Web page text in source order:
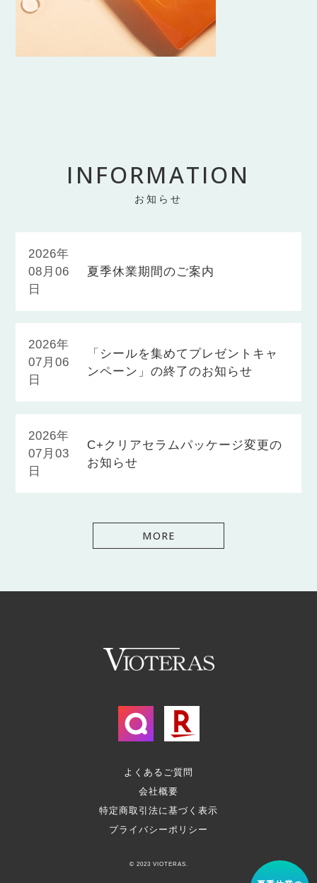
INFORMATION
お知らせ
2026年
08月06
日
夏季休業期間のご案内
2026年
07月06
日
「シールを集めてプレゼントキャ
ンペーン」の終了のお知らせ
2026年
07月03
日
C+クリアセラムパッケージ変更の
お知らせ
MORE
よくあるご質問
会社概要
特定商取引法に基づく表示
プライバシーポリシー
© 2023 VIOTERAS.